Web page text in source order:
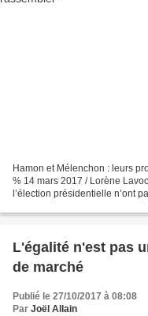
Hamon et Mélenchon : leurs
% 14 mars 2017 / Lorène
l’élection présidentielle n’ont
L'égalité n'est pas
de marché
Publié le 27/10/2017 à 08:08
Par Joël Allain